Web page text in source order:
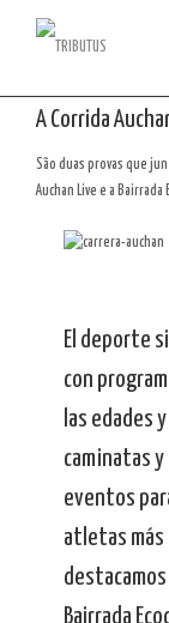
A Corrida
São duas provas que
Auchan Live e a Bairrada
El deporte
con
las edades
caminatas
eventos
atletas
destacamos
Bairrada